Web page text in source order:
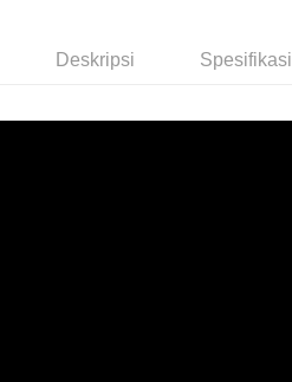
NT$598 atau lebih
Deskripsi Spesifikasi